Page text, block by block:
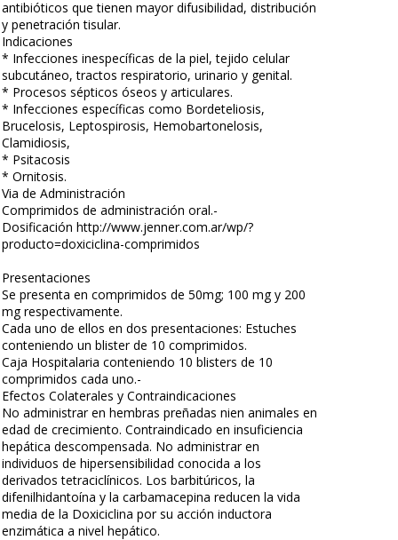
antibióticos que tienen mayor difusibilidad, distribución
y penetración tisular.
Indicaciones
* Infecciones inespecíficas de la piel, tejido celular
subcutáneo, tractos respiratorio, urinario y genital.
* Procesos sépticos óseos y articulares.
* Infecciones específicas como Bordeteliosis,
Brucelosis, Leptospirosis, Hemobartonelosis,
Clamidiosis,
* Psitacosis
* Ornitosis.
Via de Administración
Comprimidos de administración oral.-
Dosificación http://www.jenner.com.ar/wp/?
producto=doxiciclina-comprimidos
Presentaciones
Se presenta en comprimidos de 50mg; 100 mg y 200
mg respectivamente.
Cada uno de ellos en dos presentaciones: Estuches
conteniendo un blister de 10 comprimidos.
Caja Hospitalaria conteniendo 10 blisters de 10
comprimidos cada uno.-
Efectos Colaterales y Contraindicaciones
No administrar en hembras preñadas nien animales en
edad de crecimiento. Contraindicado en insuficiencia
hepática descompensada. No administrar en
individuos de hipersensibilidad conocida a los
derivados tetraciclínicos. Los barbitúricos, la
difenilhidantoína y la carbamacepina reducen la vida
media de la Doxiciclina por su acción inductora
enzimática a nivel hepático.